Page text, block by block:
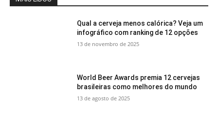
Qual a cerveja menos calórica? Veja um
infográfico com ranking de 12 opções
13 de novembro de 2025
World Beer Awards premia 12 cervejas
brasileiras como melhores do mundo
13 de agosto de 2025